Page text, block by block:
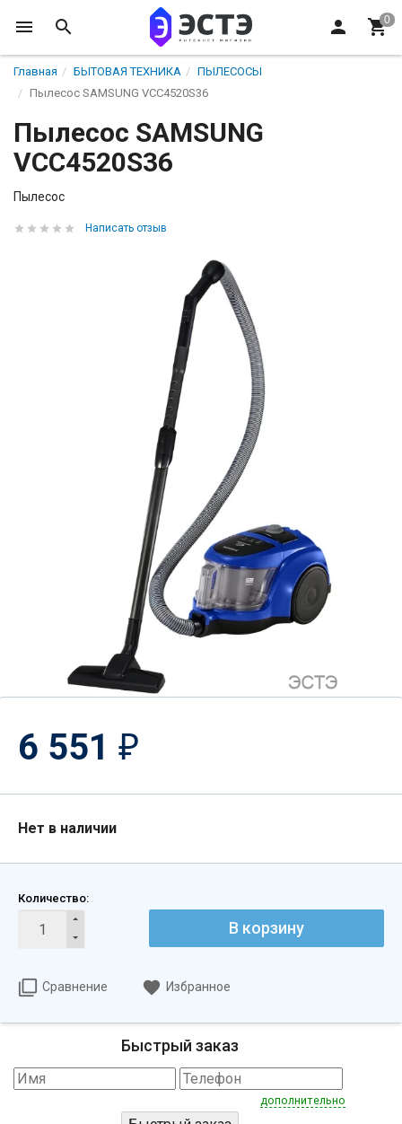
Главная БЫТОВАЯ ТЕХНИКА
ПЫЛЕСОСЫ
Пылесос SAMSUNG VCC4520S36
Пылесос SAMSUNG
VCC4520S36
Пылесос
Написать отзыв
6 551 ₽
Нет в наличии
Количество:
В корзину
Сравнение Избранное
Быстрый заказ
дополнительно